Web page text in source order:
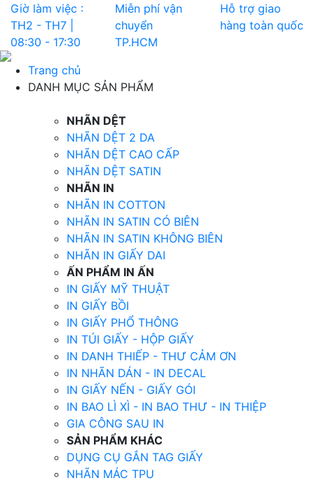
Giờ làm việc :
TH2 - TH7 |
08:30 - 17:30
Miễn phí vận
chuyển
TP.HCM
Hỗ trợ giao
hàng toàn quốc
Trang chủ
DANH MỤC SẢN PHẨM
NHÃN DỆT
NHÃN DỆT 2 DA
NHÃN DỆT CAO CẤP
NHÃN DỆT SATIN
NHÃN IN
NHÃN IN COTTON
NHÃN IN SATIN CÓ BIÊN
NHÃN IN SATIN KHÔNG BIÊN
NHÃN IN GIẤY DAI
ẤN PHẨM IN ẤN
IN GIẤY MỸ THUẬT
IN GIẤY BỒI
IN GIẤY PHỔ THÔNG
IN TÚI GIẤY - HỘP GIẤY
IN DANH THIẾP - THƯ CẢM ƠN
IN NHÃN DÁN - IN DECAL
IN GIẤY NẾN - GIẤY GÓI
IN BAO LÌ XÌ - IN BAO THƯ - IN THIỆP
GIA CÔNG SAU IN
SẢN PHẨM KHÁC
DỤNG CỤ GẮN TAG GIẤY
NHÃN MÁC TPU